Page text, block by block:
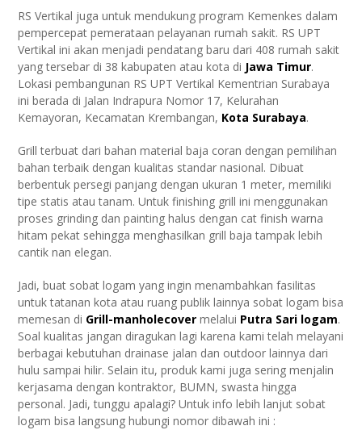
RS Vertikal juga untuk mendukung program Kemenkes dalam
pempercepat pemerataan pelayanan rumah sakit. RS UPT
Vertikal ini akan menjadi pendatang baru dari 408 rumah sakit
yang tersebar di 38 kabupaten atau kota di Jawa Timur.
Lokasi pembangunan RS UPT Vertikal Kementrian Surabaya
ini berada di Jalan Indrapura Nomor 17, Kelurahan
Kemayoran, Kecamatan Krembangan, Kota Surabaya.
Grill terbuat dari bahan material baja coran dengan pemilihan
bahan terbaik dengan kualitas standar nasional. Dibuat
berbentuk persegi panjang dengan ukuran 1 meter, memiliki
tipe statis atau tanam. Untuk finishing grill ini menggunakan
proses grinding dan painting halus dengan cat finish warna
hitam pekat sehingga menghasilkan grill baja tampak lebih
cantik nan elegan.
Jadi, buat sobat logam yang ingin menambahkan fasilitas
untuk tatanan kota atau ruang publik lainnya sobat logam bisa
memesan di Grill-manholecover melalui Putra Sari logam.
Soal kualitas jangan diragukan lagi karena kami telah melayani
berbagai kebutuhan drainase jalan dan outdoor lainnya dari
hulu sampai hilir. Selain itu, produk kami juga sering menjalin
kerjasama dengan kontraktor, BUMN, swasta hingga
personal. Jadi, tunggu apalagi? Untuk info lebih lanjut sobat
logam bisa langsung hubungi nomor dibawah ini :